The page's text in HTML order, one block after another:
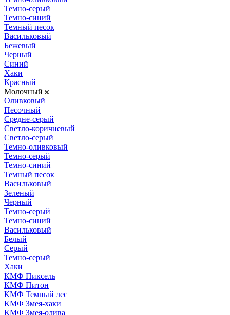
Темно-серый
Темно-синий
Темный песок
Васильковый
Бежевый
Черный
Синий
Хаки
Красный
Молочный
Оливковый
Песочный
Средне-серый
Светло-коричневый
Светло-серый
Темно-оливковый
Темно-серый
Темно-синий
Темный песок
Васильковый
Зеленый
Черный
Темно-серый
Темно-синий
Васильковый
Белый
Серый
Темно-серый
Хаки
КМФ Пиксель
КМФ Питон
КМФ Темный лес
КМФ Змея-хаки
КМФ Змея-олива